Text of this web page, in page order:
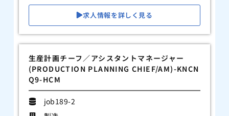
求人情報を詳しく見る
生産計画チーフ／アシスタントマネージャー
(PRODUCTION PLANNING CHIEF/AM)-KNCN
Q9-HCM
job189-2